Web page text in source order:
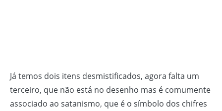
Já temos dois itens desmistificados, agora falta um
terceiro, que não está no desenho mas é comumente
associado ao satanismo, que é o símbolo dos chifres